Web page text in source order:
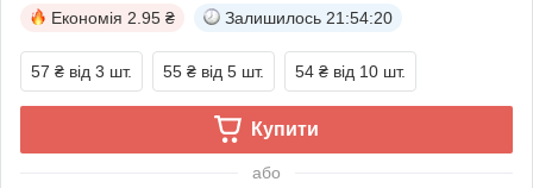
Економія 2.95 ₴ Залишилось 21:54:20
57 ₴ від 3 шт. 55 ₴ від 5 шт. 54 ₴ від 10 шт.
Купити
або